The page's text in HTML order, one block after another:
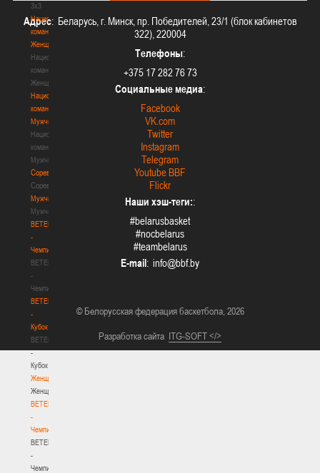
3х3
Национальная
команда.
Женщины
Национальная
команда.
Женщины
Национальная
команда.
Мужчины
Национальная
команда.
Мужчины
Соревнования
Соревнования
Мужчины
Мужчины
BETERA
-
Чемпионат
BETERA
-
Чемпионат
BETERA
-
Кубок
BETERA
-
Кубок
Женщины
Женщины
BETERA
-
Чемпионат
BETERA
-
Чемпионат
Адрес: Беларусь, г. Минск, пр. Победителей, 23/1 (блок кабинетов
322), 220004
Телефоны:
+375 17 282 76 73
Социальные медиа:
Facebook
VK.com
Twitter
Instagram
Telegram
Youtube BBF
Flickr
Наши хэш-теги::
#belarusbasket
#nocbelarus
#teambelarus
E-mail:
© Белорусская федерация баскетбола, 2026
Разработка сайта ITG-SOFT </>